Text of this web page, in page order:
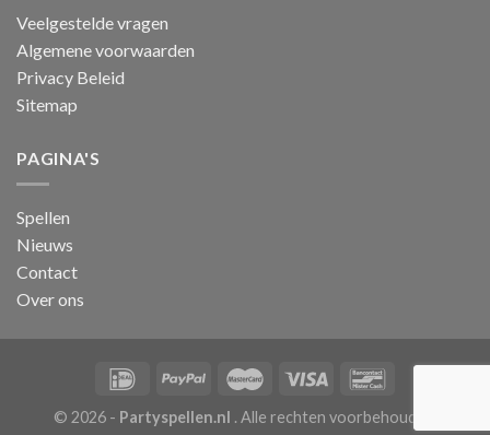
Veelgestelde vragen
Algemene voorwaarden
Privacy Beleid
Sitemap
PAGINA'S
Spellen
Nieuws
Contact
Over ons
© 2026 - Partyspellen.nl . Alle rechten voorbehouden.